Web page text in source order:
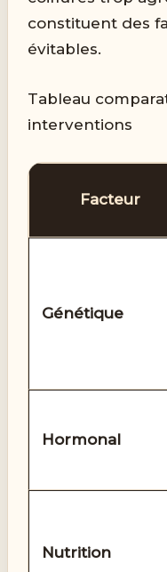
constituent des
évitables.
Tableau
interventions
Facteur
Génétique
Hormonal
Nutrition